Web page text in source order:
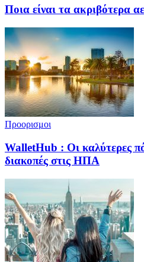
Ποια είναι τα ακριβότερα
Προορισμοι
WalletHub : Οι καλύτερες
διακοπές στις ΗΠΑ